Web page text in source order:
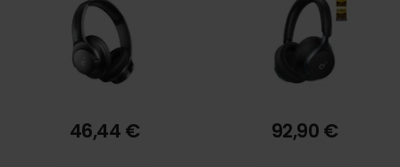
46,44 € 92,90 €